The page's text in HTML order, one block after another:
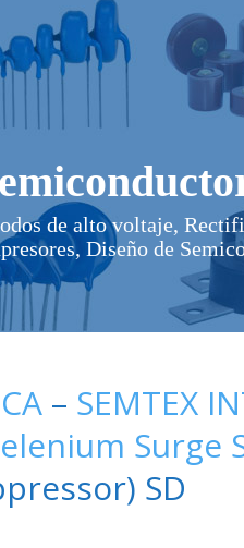
de alto voltaje,
Diseño de
– SEMTEX
Surge
SD